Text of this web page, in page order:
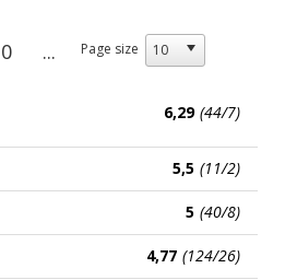
... Page size
6,29 (44/7)
5,5 (11/2)
5 (40/8)
4,77 (124/26)